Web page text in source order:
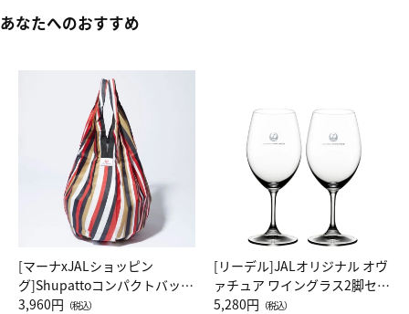
あなたへのおすすめ
[マーナxJALショッピン
グ]Shupattoコンパクトバッグ
Drop JAL客室乗務員（LC）ス
3,960円 （税込）
[リーデル]JALオリジナル オヴ
ァチュア ワイングラス2脚セッ
ト（レッドワイン）
5,280円 （税込）